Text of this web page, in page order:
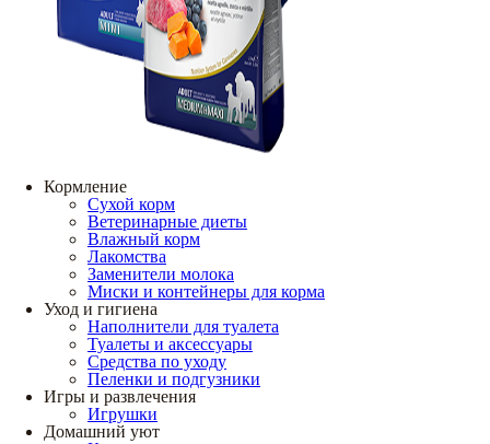
Кормление
Сухой корм
Ветеринарные диеты
Влажный корм
Лакомства
Заменители молока
Миски и контейнеры для корма
Уход и гигиена
Наполнители для туалета
Туалеты и аксессуары
Средства по уходу
Пеленки и подгузники
Игры и развлечения
Игрушки
Домашний уют